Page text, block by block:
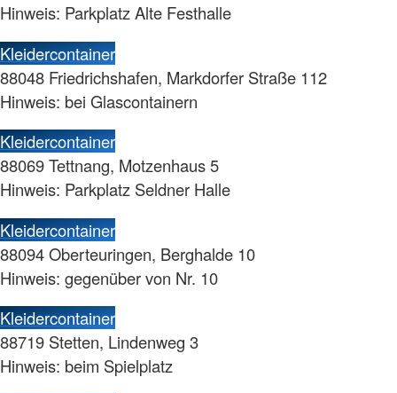
Hinweis: Parkplatz Alte Festhalle
Kleidercontainer
88048 Friedrichshafen, Markdorfer Straße 112
Hinweis: bei Glascontainern
Kleidercontainer
88069 Tettnang, Motzenhaus 5
Hinweis: Parkplatz Seldner Halle
Kleidercontainer
88094 Oberteuringen, Berghalde 10
Hinweis: gegenüber von Nr. 10
Kleidercontainer
88719 Stetten, Lindenweg 3
Hinweis: beim Spielplatz